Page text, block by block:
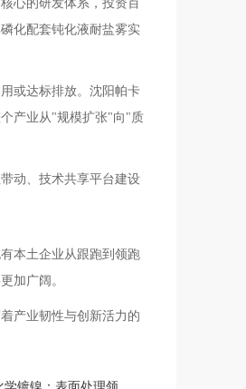
心的研发体系，投资百
化配套钝化液耐盐雾实
或达标排放。沈阳帕卡
产业从"规模扩张"向"质
动、技术共享平台建设
本土企业从跟跑到领跑
加广阔。
产业韧性与创新活力的
镀镍：表面处理领...